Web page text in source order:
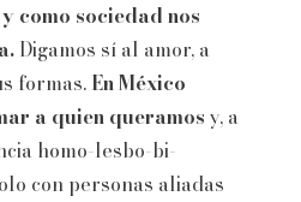
y como sociedad nos
Digamos sí al amor, a
formas. En México
a quien queramos y, a
homo-lesbo-bi-
con personas aliadas